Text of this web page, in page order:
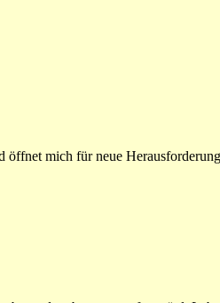
öffnet mich für neue